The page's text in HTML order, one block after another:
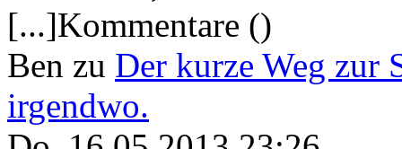
[...]Kommentare ()
Ben zu Der kurze Weg zur
irgendwo.